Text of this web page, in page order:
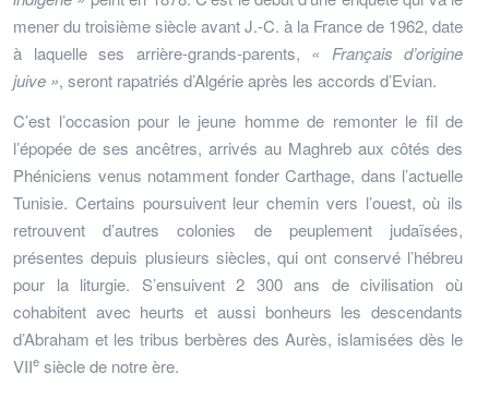
mener du troisième siècle avant J.-C. à la France de 1962, date
à laquelle ses arrière-grands-parents, « Français d’origine
juive », seront rapatriés d’Algérie après les accords d’Evian.
C’est l’occasion pour le jeune homme de remonter le fil de
l’épopée de ses ancêtres, arrivés au Maghreb aux côtés des
Phéniciens venus notamment fonder Carthage, dans l’actuelle
Tunisie. Certains poursuivent leur chemin vers l’ouest, où ils
retrouvent d’autres colonies de peuplement judaïsées,
présentes depuis plusieurs siècles, qui ont conservé l’hébreu
pour la liturgie. S’ensuivent 2 300 ans de civilisation où
cohabitent avec heurts et aussi bonheurs les descendants
d’Abraham et les tribus berbères des Aurès, islamisées dès le
VIIe siècle de notre ère.